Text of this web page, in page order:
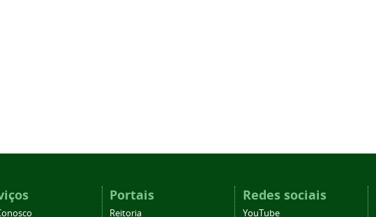
Portais
Reitoria
Redes sociais
YouTube